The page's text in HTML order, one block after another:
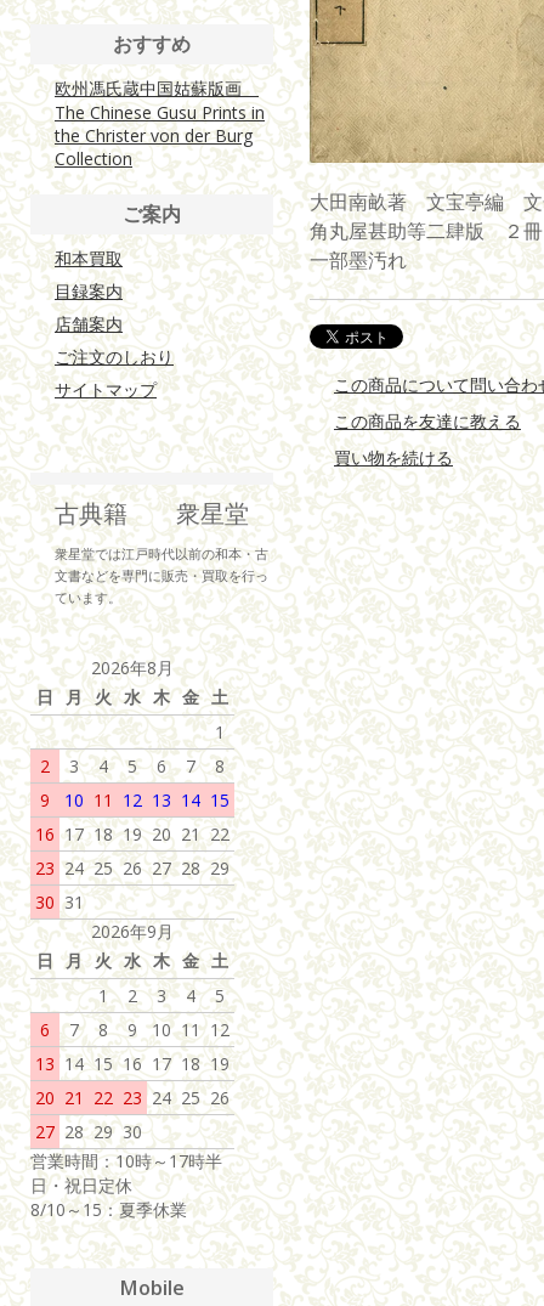
大田南畝著 文宝亭編 文
角丸屋甚助等二肆版 ２
一部墨汚れ
この商品について問い合わ
この商品を友達に教える
買い物を続ける
おすすめ
欧州馮氏蔵中国姑蘇版画
The Chinese Gusu Prints in
the Christer von der Burg
Collection
ご案内
和本買取
目録案内
店舗案内
ご注文のしおり
サイトマップ
古典籍 衆星堂
衆星堂では江戸時代以前の和本・古
文書などを専門に販売・買取を行っ
ています。
2026年8月
日 月 火 水 木 金 土
1
2
3 4 5 6 7
8
9
10 11 12 13 14 15
16 17 18 19 20 21 22
23 24 25 26 27 28 29
30 31
2026年9月
日 月 火 水 木 金 土
1
2 3 4
5
6
7 8 9 10 11 12
13 14 15 16 17 18 19
20 21 22 23 24 25 26
27 28 29 30
営業時間：10時～17時半
日・祝日定休
8/10～15：夏季休業
Mobile